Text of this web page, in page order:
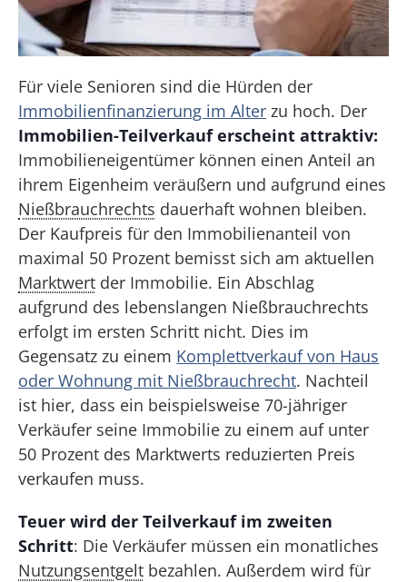
Für viele Senioren sind die Hürden der
Immobilienfinanzierung im Alter zu hoch. Der
Immobilien-Teilverkauf erscheint attraktiv:
Immobilieneigentümer können einen Anteil an
ihrem Eigenheim veräußern und aufgrund eines
Nießbrauchrechts dauerhaft wohnen bleiben.
Der Kaufpreis für den Immobilienanteil von
maximal 50 Prozent bemisst sich am aktuellen
Marktwert der Immobilie. Ein Abschlag
aufgrund des lebenslangen Nießbrauchrechts
erfolgt im ersten Schritt nicht. Dies im
Gegensatz zu einem Komplettverkauf von Haus
oder Wohnung mit Nießbrauchrecht. Nachteil
ist hier, dass ein beispielsweise 70-jähriger
Verkäufer seine Immobilie zu einem auf unter
50 Prozent des Marktwerts reduzierten Preis
verkaufen muss.
Teuer wird der Teilverkauf im zweiten
Schritt: Die Verkäufer müssen ein monatliches
Nutzungsentgelt bezahlen. Außerdem wird für